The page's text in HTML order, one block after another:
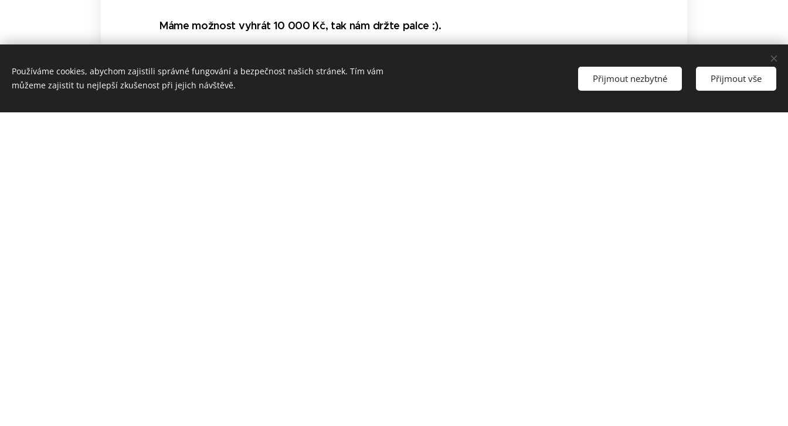
Máme možnost vyhrát 10 000 Kč, tak nám držte palce :).
Používáme cookies, abychom zajistili správné fungování a bezpečnost našich stránek. Tím vám
můžeme zajistit tu nejlepší zkušenost při jejich návštěvě.
Přijmout nezbytné Přijmout vše